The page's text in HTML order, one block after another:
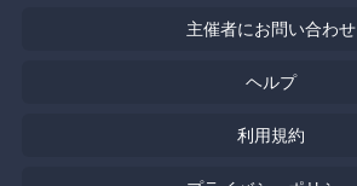
主催者にお問い合わせ
ヘルプ
利用規約